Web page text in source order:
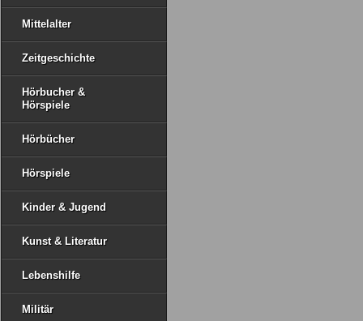
Mittelalter
Zeitgeschichte
Hörbucher &
Hörspiele
Hörbücher
Hörspiele
Kinder & Jugend
Kunst & Literatur
Lebenshilfe
Militär